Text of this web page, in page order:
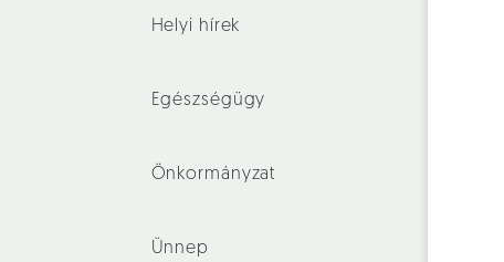
Helyi hírek
Egészségügy
Önkormányzat
Ünnep